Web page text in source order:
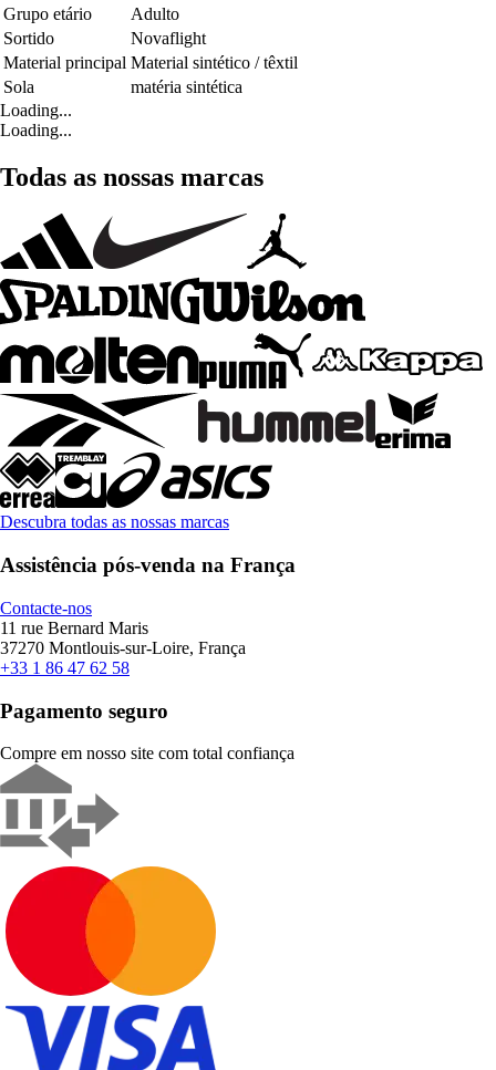
Grupo etário
Adulto
Sortido
Novaflight
Material principal Material sintético / têxtil
Sola
matéria sintética
Loading...
Loading...
Todas as nossas marcas
Descubra todas as nossas marcas
Assistência pós-venda na França
Contacte-nos
11 rue Bernard Maris
37270 Montlouis-sur-Loire, França
+33 1 86 47 62 58
Pagamento seguro
Compre em nosso site com total confiança